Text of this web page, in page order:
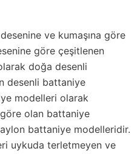
ve kumaşına göre
göre çeşitlenen
doğa desenli
desenli battaniye
modelleri olarak
göre olan battaniye
battaniye modelleridir.
uykuda terletmeyen ve